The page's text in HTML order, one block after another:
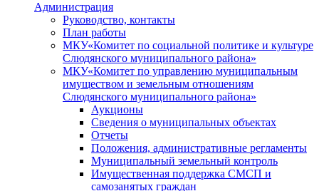
Администрация
Руководство, контакты
План работы
МКУ«Комитет по социальной политике и культуре
Слюдянского муниципального района»
МКУ«Комитет по управлению муниципальным
имуществом и земельным отношениям
Слюдянского муниципального района»
Аукционы
Сведения о муниципальных объектах
Отчеты
Положения, административные регламенты
Муниципальный земельный контроль
Имущественная поддержка СМСП и
самозанятых граждан